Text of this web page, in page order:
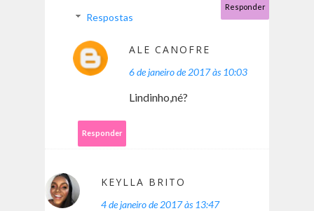
Responder
Respostas
ALE CANOFRE
6 de janeiro de 2017 às 10:03
Lindinho,né?
Responder
KEYLLA BRITO
4 de janeiro de 2017 às 13:47